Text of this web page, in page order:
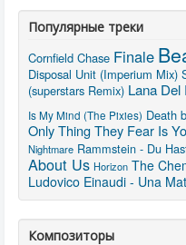
Популярные треки
Cornfield Chase Finale
Disposal Unit (Imperium Mix)
(superstars Remix) Lana Del
Is My Mind (The Pixies) Death
Only Thing They Fear Is
Nightmare Rammstein - Du
About Us Horizon The
Ludovico Einaudi - Una
Композиторы